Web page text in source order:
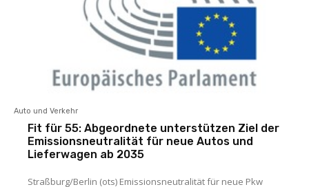
Auto und Verkehr
Fit für 55: Abgeordnete unterstützen Ziel der
Emissionsneutralität für neue Autos und
Lieferwagen ab 2035
Straßburg/Berlin (ots) Emissionsneutralität für neue Pkw